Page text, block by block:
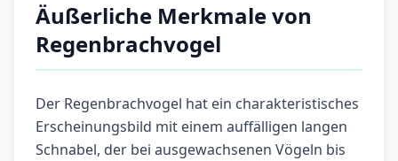
Äußerliche Merkmale von
Regenbrachvogel
Der Regenbrachvogel hat ein charakteristisches
Erscheinungsbild mit einem auffälligen langen
Schnabel, der bei ausgewachsenen Vögeln bis